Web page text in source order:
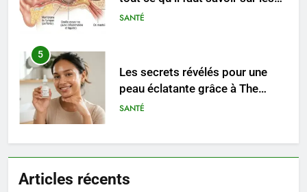
saignements
SANTÉ
5
Les secrets révélés pour une
peau éclatante grâce à The
Ordinary
SANTÉ
6
seniors: aménagement et
Articles récents